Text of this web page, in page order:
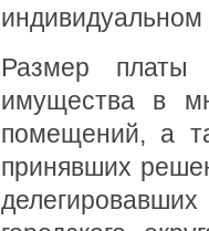
Размер
имущества в
помещений, а
принявших